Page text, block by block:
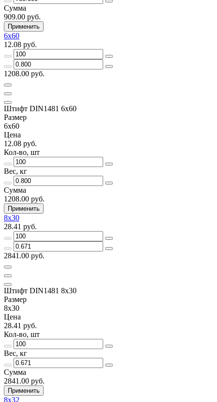
Сумма
909.00 руб.
Применить
6х60
12.08 руб.
1208.00 руб.
Штифт DIN1481 6х60
Размер
6х60
Цена
12.08 руб.
Кол-во, шт
Вес, кг
Сумма
1208.00 руб.
Применить
8х30
28.41 руб.
2841.00 руб.
Штифт DIN1481 8х30
Размер
8х30
Цена
28.41 руб.
Кол-во, шт
Вес, кг
Сумма
2841.00 руб.
Применить
8х32